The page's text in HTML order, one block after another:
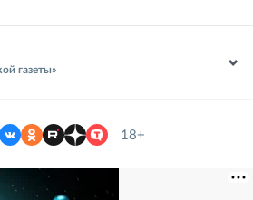
газеты»
18+